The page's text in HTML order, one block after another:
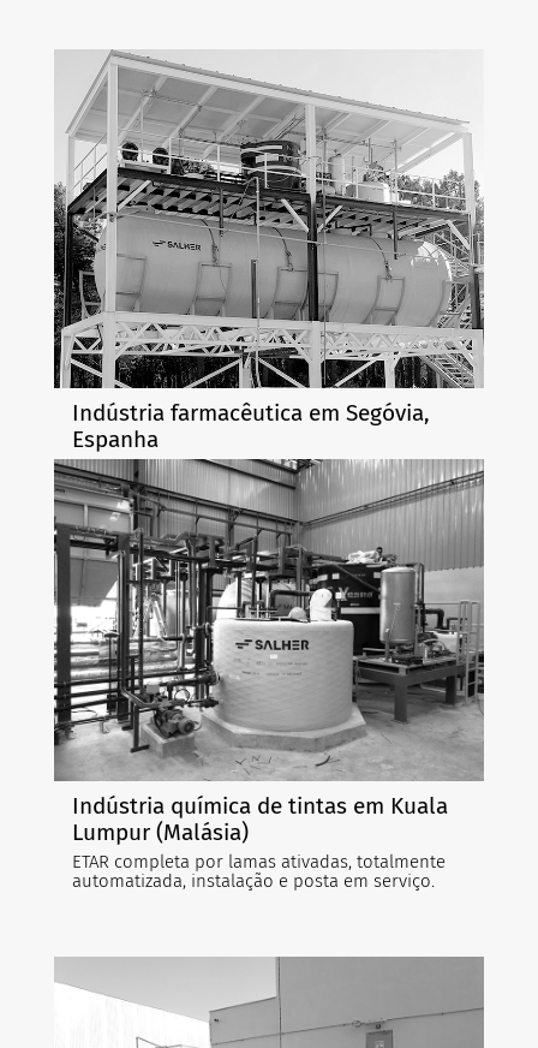
Indústria farmacêutica em Segóvia,
Espanha
Indústria química de tintas em Kuala
Lumpur (Malásia)
ETAR completa por lamas ativadas, totalmente
automatizada, instalação e posta em serviço.